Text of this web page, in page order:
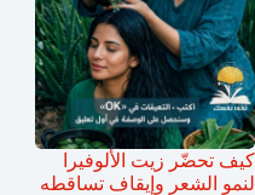
كيف تحضّر زيت الألوفيرا
لنمو الشعر وإيقاف تساقطه